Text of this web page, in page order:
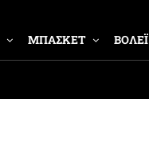
ΜΠΑΣΚΕΤ ΒΟΛΕΪ